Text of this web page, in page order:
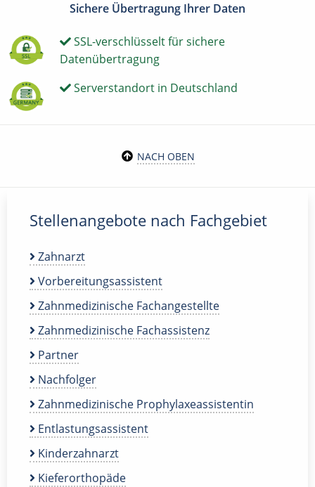
Sichere Übertragung Ihrer Daten
SSL-verschlüsselt für sichere
Datenübertragung
Serverstandort in Deutschland
NACH OBEN
Stellenangebote nach Fachgebiet
Zahnarzt
Vorbereitungsassistent
Zahnmedizinische Fachangestellte
Zahnmedizinische Fachassistenz
Partner
Nachfolger
Zahnmedizinische Prophylaxeassistentin
Entlastungsassistent
Kinderzahnarzt
Kieferorthopäde